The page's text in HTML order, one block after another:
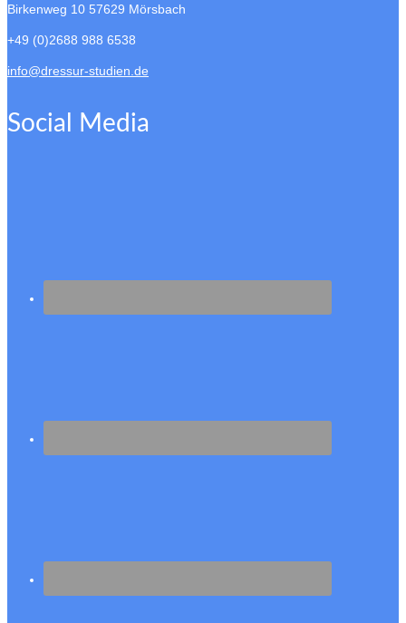
Birkenweg 10 57629 Mörsbach
+49 (0)2688 988 6538
info@dressur-studien.de
Social Media